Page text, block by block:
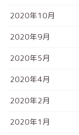
2020年10月
2020年9月
2020年5月
2020年4月
2020年2月
2020年1月